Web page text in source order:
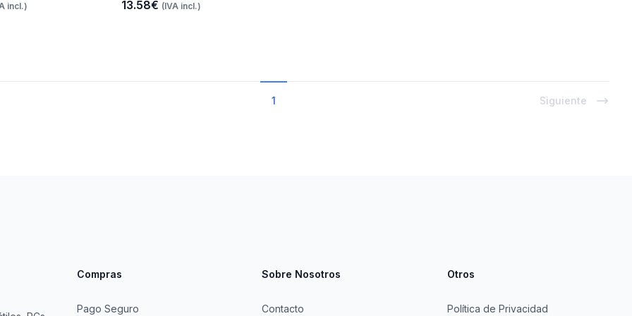
incl.) 13.58€ (IVA incl.)
1 Siguiente
Compras
Pago Seguro
Sobre Nosotros
Contacto
Otros
Política de Privacidad